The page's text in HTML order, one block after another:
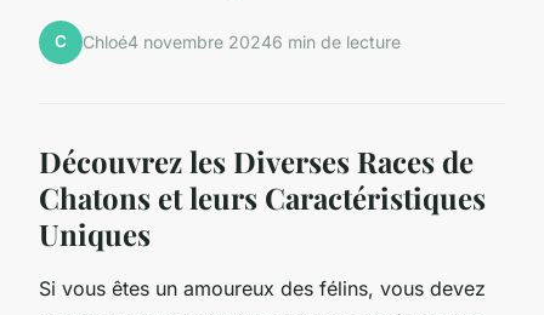
C Chloé4 novembre 20246 min de lecture
Découvrez les Diverses Races de
Chatons et leurs Caractéristiques
Uniques
Si vous êtes un amoureux des félins, vous devez